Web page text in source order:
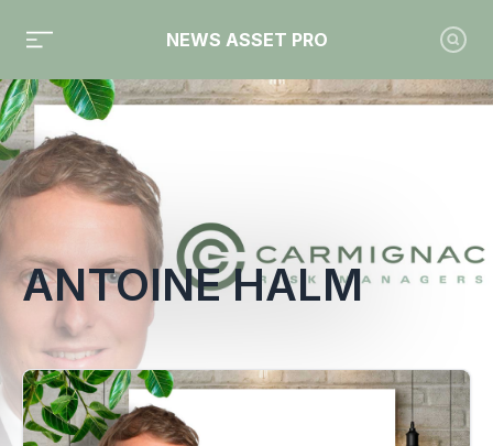
NEWS ASSET PRO
Toute l'actualité sur le tag "Antoine Halm"
ANTOINE HALM